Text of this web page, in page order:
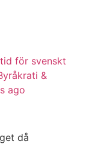
för svenskt
&
ago
då